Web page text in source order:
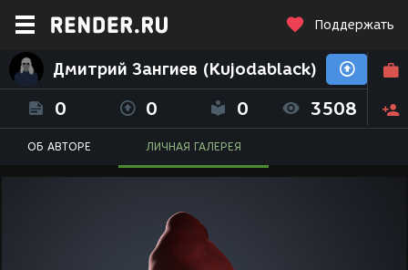
Поддержать
Дмитрий Зангиев (Kujodablack)
0 0 0 3508
ОБ АВТОРЕ ЛИЧНАЯ ГАЛЕРЕЯ